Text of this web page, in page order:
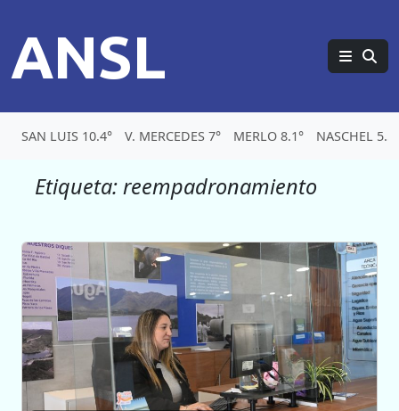
ANSL
SAN LUIS 10.4° V. MERCEDES 7° MERLO 8.1° NASCHEL 5.5°
Etiqueta:reempadronamiento